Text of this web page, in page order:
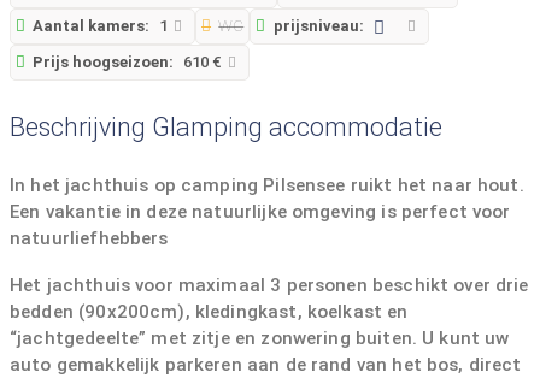
Aantal kamers:
1 WC
prijsniveau:
Prijs hoogseizoen:
610 €
Beschrijving Glamping accommodatie
In het jachthuis op camping Pilsensee ruikt het naar hout.
Een vakantie in deze natuurlijke omgeving is perfect voor
natuurliefhebbers
Het jachthuis voor maximaal 3 personen beschikt over drie
bedden (90x200cm), kledingkast, koelkast en
“jachtgedeelte” met zitje en zonwering buiten. U kunt uw
auto gemakkelijk parkeren aan de rand van het bos, direct